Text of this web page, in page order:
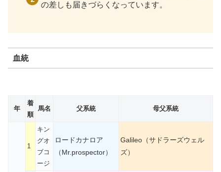
の差しも届きづらくなっています。
血統
年
着
順
馬名 父系統 母父系統
1
キン
グオ
ブコ
ージ
ロードカナロア
（Mr.prospector）
Galileo（サドラーズウェル
ズ）